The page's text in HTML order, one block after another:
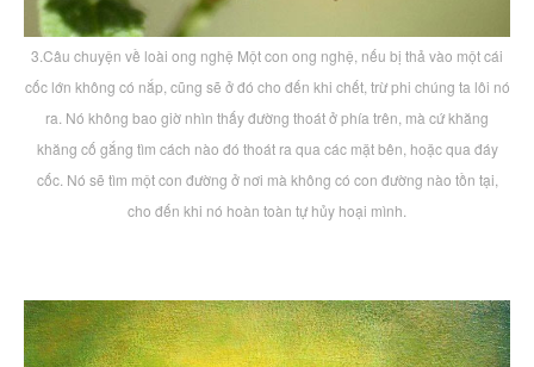
3.Câu chuyện về loài ong nghệ Một con ong nghệ, nếu bị thả vào một cái
cốc lớn không có nắp, cũng sẽ ở đó cho đến khi chết, trừ phi chúng ta lôi nó
ra. Nó không bao giờ nhìn thấy đường thoát ở phía trên, mà cứ khăng
khăng cố gắng tìm cách nào đó thoát ra qua các mặt bên, hoặc qua đáy
cốc. Nó sẽ tìm một con đường ở nơi mà không có con đường nào tồn tại,
cho đến khi nó hoàn toàn tự hủy hoại mình.